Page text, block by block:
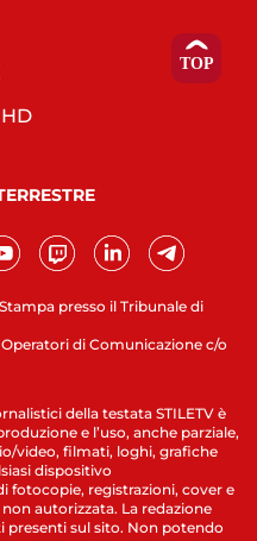
presso il Tribunale di
di Comunicazione c/o
della testata STILETV è
e l’uso, anche parziale,
video, filmati, loghi, grafiche
dispositivo
fotocopie, registrazioni, cover e
autorizzata. La redazione
presenti sul sito. Non potendo